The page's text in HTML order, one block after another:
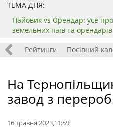
ТЕМА ДНЯ:
Пайовик vs Орендар: усе
земельних паїв та орендарів
Рейтинги Посівний
На
завод з
16 травня 2023,11:59